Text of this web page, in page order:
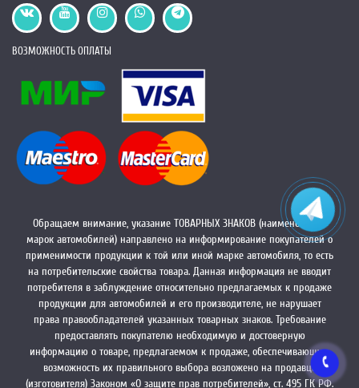
ВОЗМОЖНОСТЬ ОПЛАТЫ
Обращаем внимание, указание ТОВАРНЫХ ЗНАКОВ (наименований
марок автомобилей) направлено на информирование покупателей о
применимости продукции к той или иной марке автомобиля, то есть
на потребительские свойства товара. Данная информация не вводит
потребителя в заблуждение относительно предлагаемых к продаже
продукции для автомобилей и его производителе, не нарушает
права правообладателей указанных товарных знаков. Требование
предоставлять покупателю необходимую и достоверную
информацию о товаре, предлагаемом к продаже, обеспечивающую
возможность их правильного выбора возложено на продавца
(изготовителя) Законом «О защите прав потребителей», ст. 495 ГК РФ.